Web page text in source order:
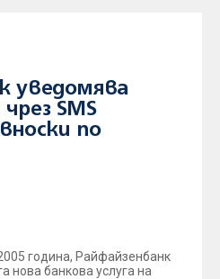
уведомява
SMS
по
година, Райфайзенбанк
нова банкова услуга на